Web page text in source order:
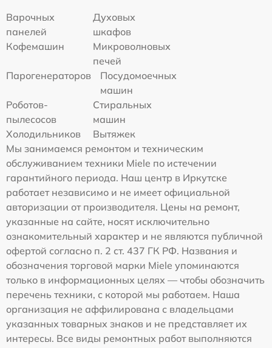
Варочных
панелей
Духовых
шкафов
Кофемашин
Микроволновых
печей
Парогенераторов
Посудомоечных
машин
Роботов-
пылесосов
Стиральных
машин
Холодильников
Вытяжек
Мы занимаемся ремонтом и техническим
обслуживанием техники Miele по истечении
гарантийного периода. Наш центр в Иркутске
работает независимо и не имеет официальной
авторизации от производителя. Цены на ремонт,
указанные на сайте, носят исключительно
ознакомительный характер и не являются публичной
офертой согласно п. 2 ст. 437 ГК РФ. Названия и
обозначения торговой марки Miele упоминаются
только в информационных целях — чтобы обозначить
перечень техники, с которой мы работаем. Наша
организация не аффилирована с владельцами
указанных товарных знаков и не представляет их
интересы. Все виды ремонтных работ выполняются